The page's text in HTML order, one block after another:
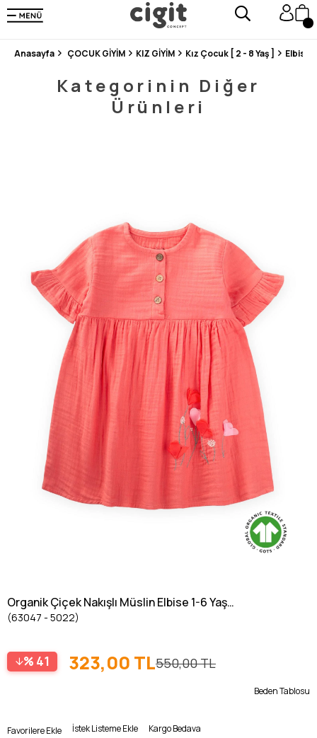
250.000'DEN FAZLA DEĞERLENDİRMEDE 5 ÜZERİNDEN 4.8 PUAN ALDI ⭐⭐⭐⭐⭐
3 MİLYONDAN FAZLA MUTLU MÜŞTERİ ❤️ 10 MİLYON ÜRÜN
Anasayfa ÇOCUK GİYİM KIZ GİYİM Kız Çocuk [ 2 - 8 Yaş ] Elbise
Kategorinin Diğer
Ürünleri
Organik Çiçek Nakışlı Müslin Elbise 1-6 Yaş
Mercan
(63047 - 5022)
41 550,00 TL
323,00 TL
Beden Tablosu
Favorilere Ekle İstek Listeme Ekle Kargo Bedava